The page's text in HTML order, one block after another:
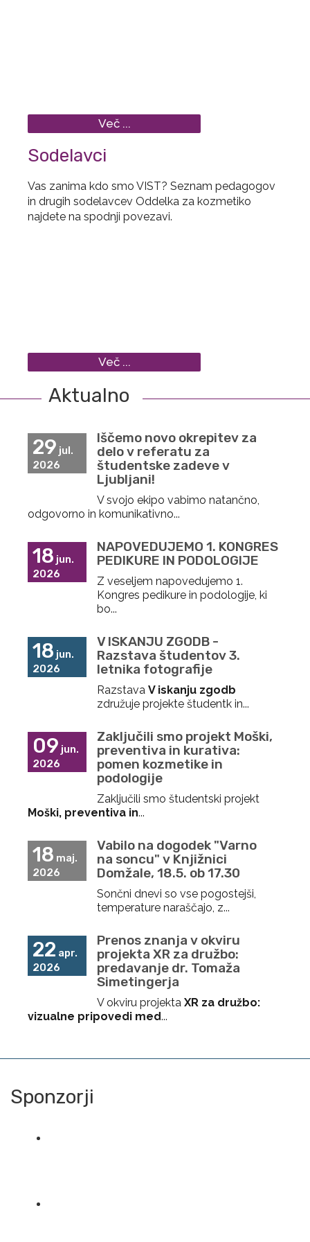
Več ...
Sodelavci
Vas zanima kdo smo VIST? Seznam pedagogov
in drugih sodelavcev Oddelka za kozmetiko
najdete na spodnji povezavi.
Več ...
Aktualno
29 jul.
2026
Iščemo novo okrepitev za
delo v referatu za
študentske zadeve v
Ljubljani!
V svojo ekipo vabimo natančno,
odgovorno in komunikativno...
18 jun.
2026
NAPOVEDUJEMO 1. KONGRES
PEDIKURE IN PODOLOGIJE
Z veseljem napovedujemo 1.
Kongres pedikure in podologije, ki
bo...
18 jun.
2026
V ISKANJU ZGODB -
Razstava študentov 3.
letnika fotografije
Razstava V iskanju zgodb
združuje projekte študentk in...
09 jun.
2026
Zaključili smo projekt Moški,
preventiva in kurativa:
pomen kozmetike in
podologije
Zaključili smo študentski projekt
Moški, preventiva in...
18 maj.
2026
Vabilo na dogodek "Varno
na soncu" v Knjižnici
Domžale, 18.5. ob 17.30
Sončni dnevi so vse pogostejši,
temperature naraščajo, z...
22 apr.
2026
Prenos znanja v okviru
projekta XR za družbo:
predavanje dr. Tomaža
Simetingerja
V okviru projekta XR za družbo:
vizualne pripovedi med...
Sponzorji